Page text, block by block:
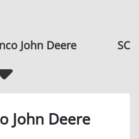
John Deere
John Deere